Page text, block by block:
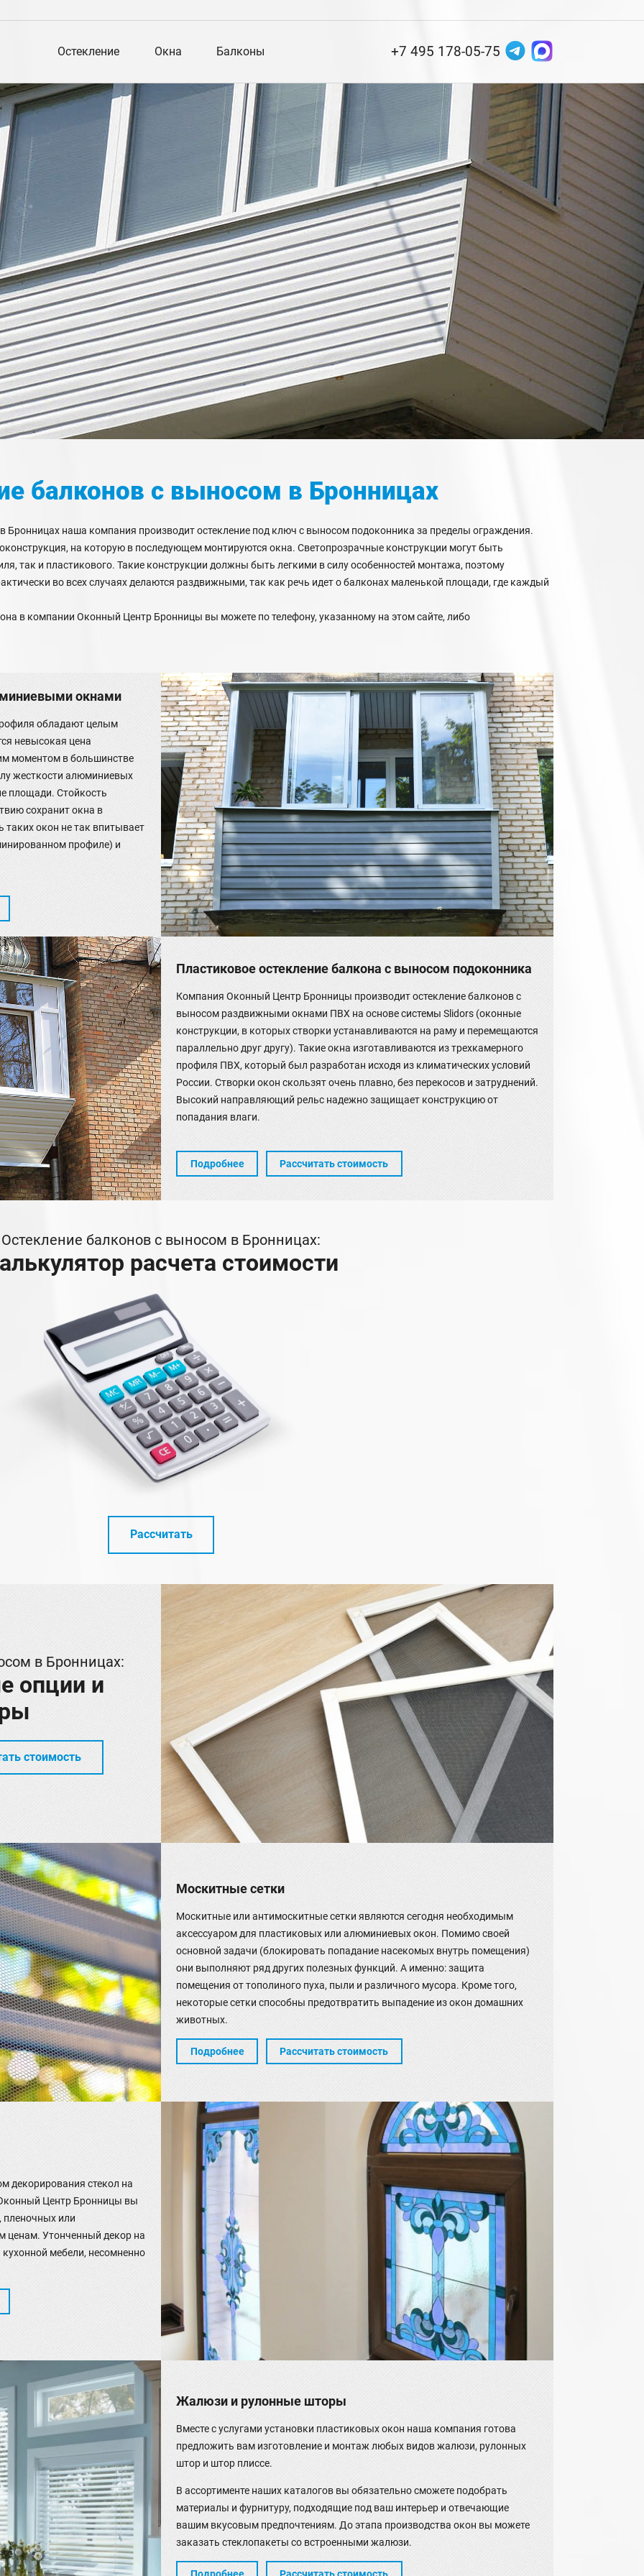
Остекление Окна Балконы +7 495 178-05-75
балконов с выносом в Бронницах
наша компания производит остекление под ключ с выносом подоконника за пределы ограждения.
на которую в последующем монтируются окна. Светопрозрачные конструкции могут быть
так и пластикового. Такие конструкции должны быть легкими в силу особенностей монтажа, поэтому
во всех случаях делаются раздвижными, так как речь идет о балконах маленькой площади, где каждый
в компании Оконный Центр Бронницы вы можете по телефону, указанному на этом сайте, либо
окнами
обладают целым
невысокая цена
моментом в большинстве
жесткости алюминиевых
площади. Стойкость
сохранит окна в
таких окон не так впитывает
профиле) и
Пластиковое остекление балкона с выносом подоконника
Компания Оконный Центр Бронницы производит остекление балконов с
выносом раздвижными окнами ПВХ на основе системы Slidors (оконные
конструкции, в которых створки устанавливаются на раму и перемещаются
параллельно друг другу). Такие окна изготавливаются из трехкамерного
профиля ПВХ, который был разработан исходя из климатических условий
России. Створки окон скользят очень плавно, без перекосов и затруднений.
Высокий направляющий рельс надежно защищает конструкцию от
попадания влаги.
Подробнее Рассчитать стоимость
Остекление балконов с выносом в Бронницах:
расчета стоимости
Рассчитать
в Бронницах:
опции и
стоимость
Москитные сетки
Москитные или антимоскитные сетки являются сегодня необходимым
аксессуаром для пластиковых или алюминиевых окон. Помимо своей
основной задачи (блокировать попадание насекомых внутрь помещения)
они выполняют ряд других полезных функций. А именно: защита
помещения от тополиного пуха, пыли и различного мусора. Кроме того,
некоторые сетки способны предотвратить выпадение из окон домашних
животных.
Подробнее Рассчитать стоимость
декорирования стекол на
Центр Бронницы вы
пленочных или
ценам. Утонченный декор на
мебели, несомненно
Жалюзи и рулонные шторы
Вместе с услугами установки пластиковых окон наша компания готова
предложить вам изготовление и монтаж любых видов жалюзи, рулонных
штор и штор плиссе.
В ассортименте наших каталогов вы обязательно сможете подобрать
материалы и фурнитуру, подходящие под ваш интерьер и отвечающие
вашим вкусовым предпочтениям. До этапа производства окон вы можете
заказать стеклопакеты со встроенными жалюзи.
Подробнее Рассчитать стоимость